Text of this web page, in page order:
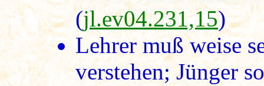
(jl.ev04.231,15)
Lehrer muß weise
verstehen; Jünger